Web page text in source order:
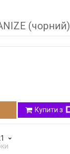
(чорний)
Купити з